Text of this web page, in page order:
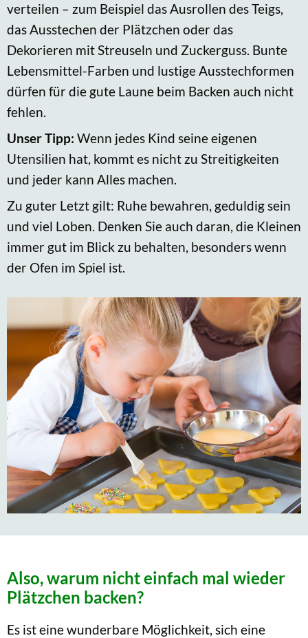
verteilen – zum Beispiel das Ausrollen des Teigs,
das Ausstechen der Plätzchen oder das
Dekorieren mit Streuseln und Zuckerguss. Bunte
Lebensmittel-Farben und lustige Ausstechformen
dürfen für die gute Laune beim Backen auch nicht
fehlen.
Unser Tipp: Wenn jedes Kind seine eigenen
Utensilien hat, kommt es nicht zu Streitigkeiten
und jeder kann Alles machen.
Zu guter Letzt gilt: Ruhe bewahren, geduldig sein
und viel Loben. Denken Sie auch daran, die Kleinen
immer gut im Blick zu behalten, besonders wenn
der Ofen im Spiel ist.
Also, warum nicht einfach mal wieder
Plätzchen backen?
Es ist eine wunderbare Möglichkeit, sich eine